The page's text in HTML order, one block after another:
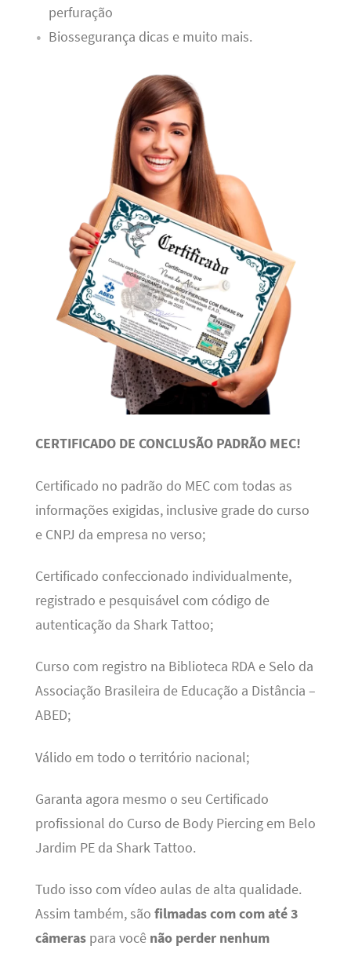
perfuração
Biossegurança dicas e muito mais.
CERTIFICADO DE CONCLUSÃO PADRÃO MEC!
Certificado no padrão do MEC com todas as
informações exigidas, inclusive grade do curso
e CNPJ da empresa no verso;
Certificado confeccionado individualmente,
registrado e pesquisável com código de
autenticação da Shark Tattoo;
Curso com registro na Biblioteca RDA e Selo da
Associação Brasileira de Educação a Distância –
ABED;
Válido em todo o território nacional;
Garanta agora mesmo o seu Certificado
profissional do Curso de Body Piercing em Belo
Jardim PE da Shark Tattoo.
Tudo isso com vídeo aulas de alta qualidade.
Assim também, são filmadas com com até 3
câmeraspara você não perder nenhum